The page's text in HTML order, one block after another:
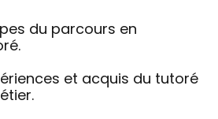
du parcours en
et acquis du tutoré